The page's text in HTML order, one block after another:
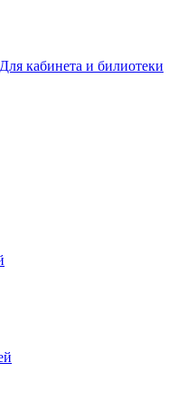
Для кабинета и билиотеки